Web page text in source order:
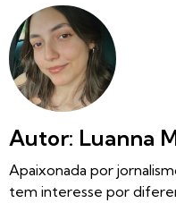
Autor: Luanna
Apaixonada por
tem interesse por